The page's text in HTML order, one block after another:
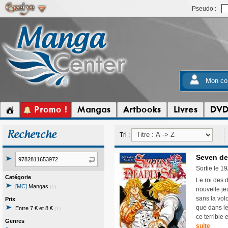
Pseudo :
Mon
Promo ! Mangas Artbooks Livres DVD
Recherche
Catégorie
[MC] Mangas (1)
Prix
Entre 7 € et 8 € (1)
Genres
Tri :
Seven
Sortie le
Le roi des
nouvelle
sans la
que dans
ce terrible
suite